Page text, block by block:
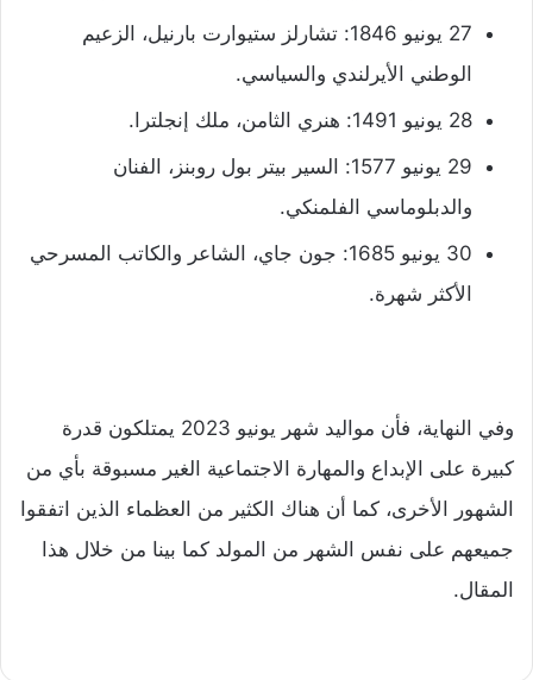
27 يونيو 1846: تشارلز ستيوارت بارنيل، الزعيم
الوطني الأيرلندي والسياسي.
28 يونيو 1491: هنري الثامن، ملك إنجلترا.
29 يونيو 1577: السير بيتر بول روبنز، الفنان
والدبلوماسي الفلمنكي.
30 يونيو 1685: جون جاي، الشاعر والكاتب المسرحي
الأكثر شهرة.
وفي النهاية، فأن مواليد شهر يونيو 2023 يمتلكون قدرة
كبيرة على الإبداع والمهارة الاجتماعية الغير مسبوقة بأي من
الشهور الأخرى، كما أن هناك الكثير من العظماء الذين اتفقوا
جميعهم على نفس الشهر من المولد كما بينا من خلال هذا
المقال.